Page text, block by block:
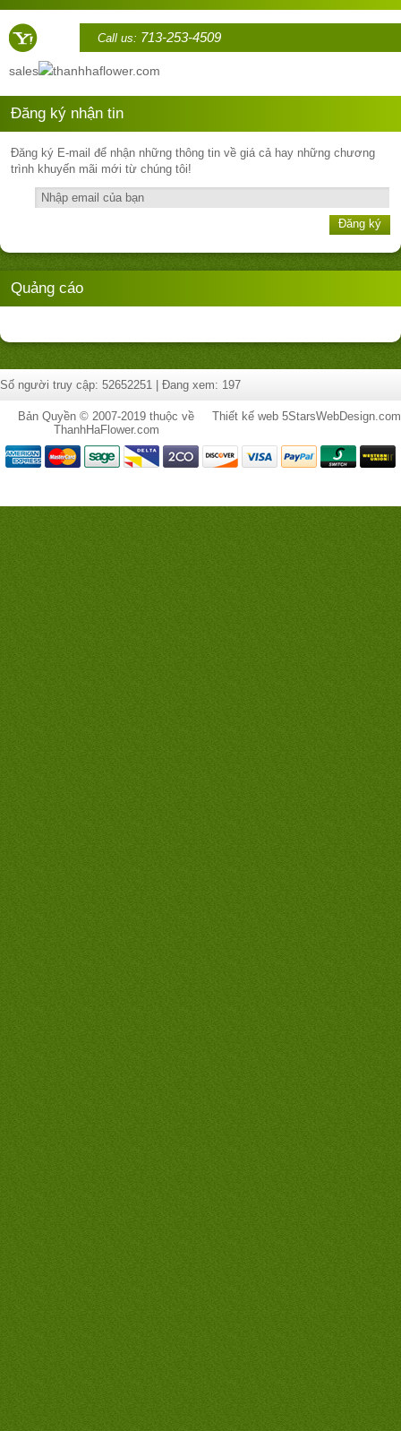
Call us: 713-253-4509
sales thanhhaflower.com
Đăng ký nhận tin
Đăng ký E-mail để nhận những thông tin về giá cả hay những chương
trình khuyến mãi mới từ chúng tôi!
Đăng ký
Quảng cáo
Số người truy cập: 52652251 | Đang xem: 197
Thiết kế web 5StarsWebDesign.com
Bản Quyền © 2007-2019 thuộc về
ThanhHaFlower.com